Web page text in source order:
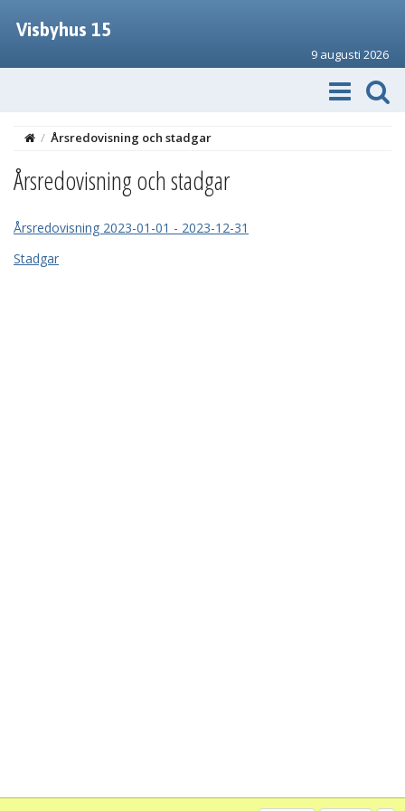
Visbyhus 15
9 augusti 2026
/ Årsredovisning och stadgar
Årsredovisning och stadgar
Årsredovisning 2023-01-01 - 2023-12-31
Stadgar